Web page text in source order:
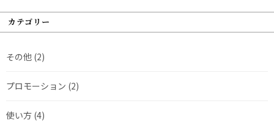
カテゴリー
その他 (2)
プロモーション (2)
使い方 (4)